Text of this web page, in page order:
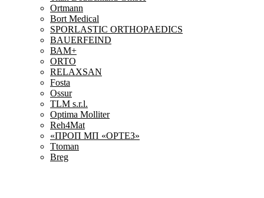
Ortmann
Bort Medical
SPORLASTIC ORTHOPAEDICS
BAUERFEIND
ВАМ+
ORTO
RELAXSAN
Fosta
Ossur
TLM s.r.l.
Optima Molliter
Reh4Mat
«ПРОП МП «ОРТЕЗ»
Ttoman
Breg